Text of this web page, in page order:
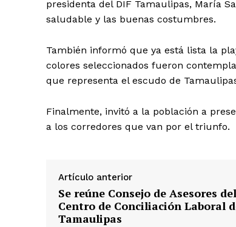
presidenta del DIF Tamaulipas, María
saludable y las buenas costumbres.
También informó que ya está lista la
colores seleccionados fueron
que representa el escudo de
Finalmente, invitó a la población a
a los corredores que van por el triunfo.
Artículo anterior
Se reúne Consejo de Asesores del
Centro de Conciliación Laboral
Tamaulipas